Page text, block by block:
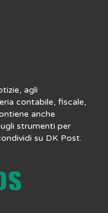
agli
contabile, fiscale,
anche
strumenti per
su DK Post.